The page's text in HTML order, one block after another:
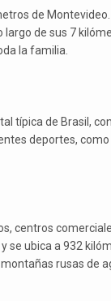
de
largo de sus 7
la familia.
típica de Brasil,
deportes,
centros
se ubica a 932
rusas de